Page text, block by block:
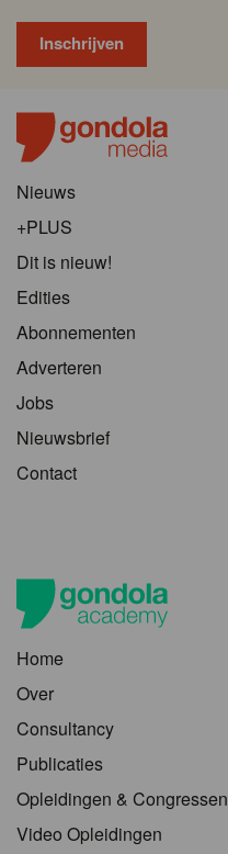
Nieuws
+PLUS
Dit is nieuw!
Edities
Abonnementen
Adverteren
Jobs
Nieuwsbrief
Contact
Home
Over
Consultancy
Publicaties
Opleidingen & Congressen
Video Opleidingen